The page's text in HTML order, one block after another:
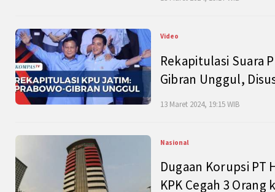
Video
Rekapitulasi Suara
Gibran Unggul,
13 Maret 2024, 19:15 WIB
Nasional
Dugaan Korupsi PT
KPK Cegah 3 Orang